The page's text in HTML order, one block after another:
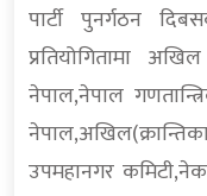
पार्टी पुनर्गठन
प्रतियोगितामा
नेपाल,नेपाल
उपमहानगर